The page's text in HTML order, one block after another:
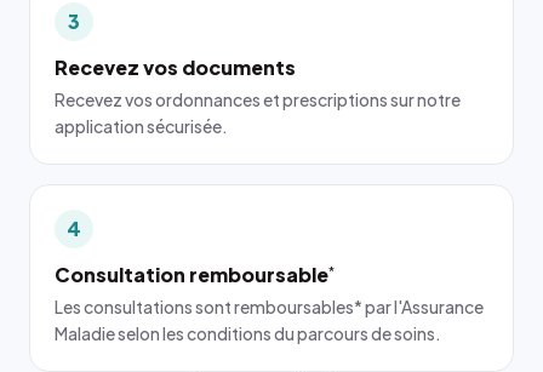
3
Recevez vos documents
Recevez vos ordonnances et prescriptions sur notre
application sécurisée.
4
Consultation remboursable*
Les consultations sont remboursables* par l'Assurance
Maladie selon les conditions du parcours de soins.